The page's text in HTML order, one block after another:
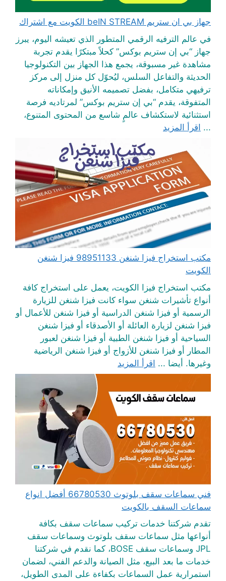
جهاز بي ان ستريم beIN STREAM الكويت مع اشتراك
في عالم الترفيه الرقمي المتطور الذي تعيشه اليوم، يبرز
جهاز “بي إن ستريم بوكس” كحلاً مبتكرًا يقدم تجربة
مشاهدة غير مسبوقة، يجمع هذا الجهاز بين التكنولوجيا
الحديثة والتفاعل السلس، ليُحوّل كل منزل إلى مركز
ترفيهي متكامل، بفضل تصميمه الأنيق وإمكاناته
المتفوقة، يقدم “بي إن ستريم بوكس” لمرتاديه فرصة
استثنائية لاستكشاف عالمٍ شاسع من المحتوى المتنوع،
... اقرأ المزيد
مكتب استخراج فيزا شنغن 98951133 فيزا شنغن
الكويت
مكتب استخراج فيزا الكويت، يعمل على استخراج كافة
أنواع تأشيرات شنغن سواء كانت فيزا شنغن للزيارة
الرسمية أو فيزا شنغن الدراسية أو فيزا شنغن للأعمال أو
فيزا شنغن لزيارة العائلة أو الأصدقاء أو فيزا شنغن
السياحية أو فيزا شنغن الطبية أو فيزا شنغن لعبور
المطار أو فيزا شنغن للأزواج أو فيزا شنغن الرياضية
وغيرها. أيضا ... اقرأ المزيد
فني سماعات سقف بلوتوث 66780530 أفضل انواع
سماعات السقف بالكويت
تقدم شركتنا خدمات تركيب سماعات سقف بكافة
أنواعها مثل سماعات سقف بلوتوث وسماعات سقف
JPL وسماعات سقف BOSE، كما نقدم في شركتنا
خدمات ما بعد البيع، مثل الصيانة والدعم الفني، لضمان
استمرارية عمل السماعات بكفاءة على المدى الطويل،